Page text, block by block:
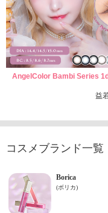
AngelColor Bambi Series
益
コスメブランド一覧